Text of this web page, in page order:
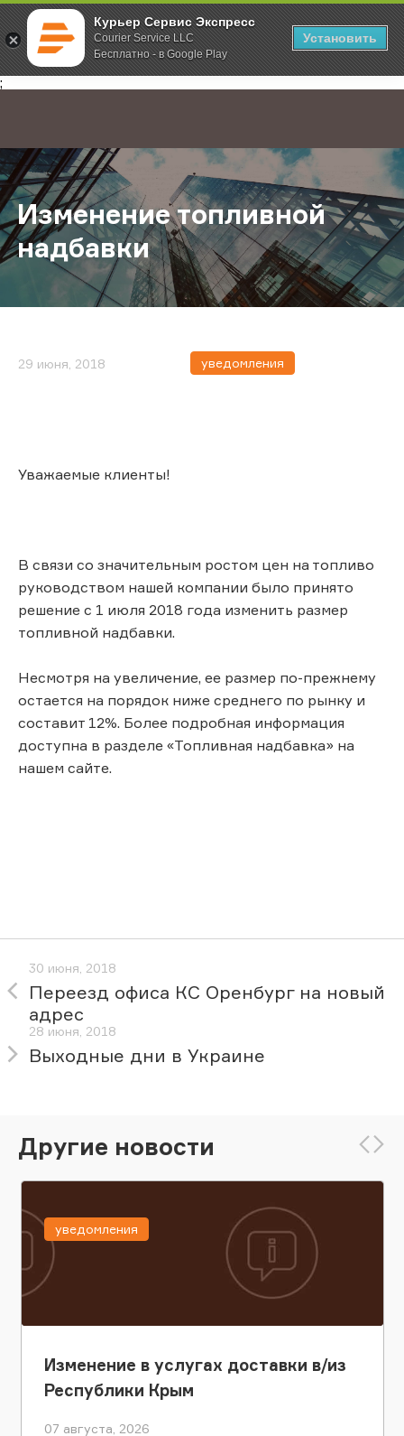
Курьер Сервис Экспресс
Courier Service LLC
Бесплатно - в Google Play
Установить
;
Главная О компании Новости Изменение топливной надбавки
Изменение топливной
надбавки
29 июня, 2018 уведомления
Уважаемые клиенты!
В связи со значительным ростом цен на топливо
руководством нашей компании было принято
решение с 1 июля 2018 года изменить размер
топливной надбавки.
Несмотря на увеличение, ее размер по-прежнему
остается на порядок ниже среднего по рынку и
составит 12%. Более подробная информация
доступна в разделе «Топливная надбавка» на
нашем сайте.
30 июня, 2018
Переезд офиса КС Оренбург на новый
адрес
28 июня, 2018
Выходные дни в Украине
Другие новости
Изменение в услугах доставки в/из
Республики Крым
07 августа, 2026
уведомления